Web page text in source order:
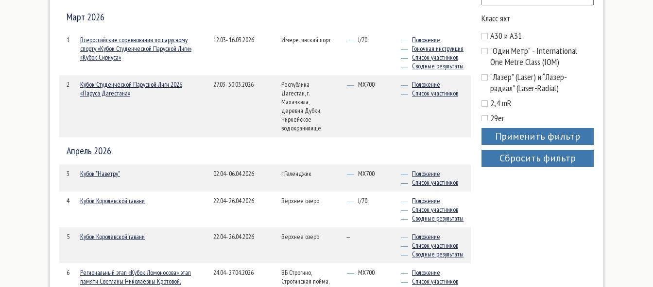
Март 2026
1
Всероссийские соревнования по парусному
спорту «Кубок Студенческой Парусной Лиги»
«Кубок Сириуса»
12.03- 16.03.2026 Имеретинский порт J/70
Положение
Гоночная инструкция
Список участников
Сводные результаты
2
Кубок Студенческой Парусной Лиги 2026
«Паруса Дагестана»
27.03- 30.03.2026
Республика
Дагестан, г.
Махачкала,
деревня Дубки,
Чиркейское
водохранилище
MX700
Положение
Список участников
Апрель 2026
3 Кубок "Наветру" 02.04- 06.04.2026 г.Геленджик MX700
Положение
Список участников
4 Кубок Королевской гавани 22.04- 26.04.2026 Верхнее озеро J/70
Положение
Список участников
Сводные результаты
5 Кубок Королевской гавани 22.04- 26.04.2026 Верхнее озеро —
Положение
Список участников
Сводные результаты
6
Региональный этап «Кубок Ломоносова» этап
памяти Светланы Николаевны Кротовой.
24.04- 27.04.2026
ВБ Строгино,
Строгинская пойма,
MX700
Положение
Список участников
Класс яхт
А30 и А31
"Один Метр" - International
One Metre Class (IOM)
“Лазер” (Laser) и “Лазер-
радиал” (Laser-Radial)
2,4 mR
29er
420
470
49-er, 49-er FX
Применить фильтр
Сбросить фильтр